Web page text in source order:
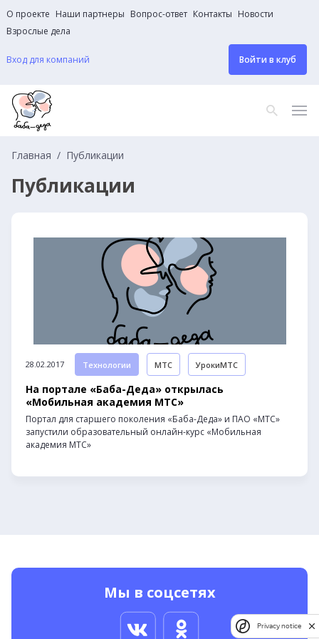
О проекте Наши партнеры Вопрос-ответ Контакты Новости
Взрослые дела
Вход для компаний Войти в клуб
Главная Публикации
Публикации
28.02.2017 Технологии МТС УрокиМТС
На портале «Баба-Деда» открылась
«Мобильная академия МТС»
Портал для старшего поколения «Баба-Деда» и ПАО «МТС»
запустили образовательный онлайн-курс «Мобильная
академия МТС»
Мы в соцсетях
Privacy notice